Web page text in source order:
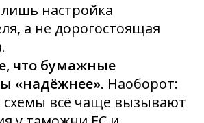
лишь настройка
а не дорогостоящая
что бумажные
«надёжнее». Наоборот:
всё чаще вызывают